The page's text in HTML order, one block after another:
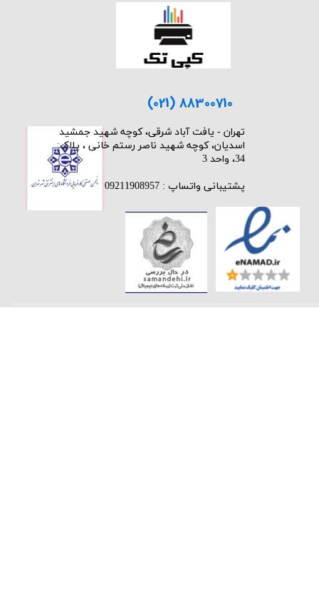
(021) 88300710
​تهران - یافت آباد شرقی، کوچه شهید جمشید
اسدیان، کوچه شهید ناصر رستم خانی ، پلاک:
34، واحد 3
پشتیبانی واتساپ : 09211908957